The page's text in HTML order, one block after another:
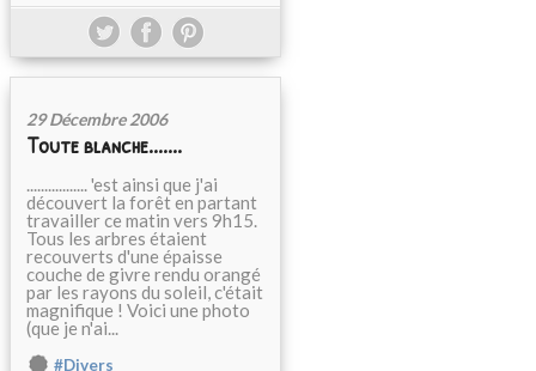
29 Décembre 2006
Toute blanche.......
................. 'est ainsi que j'ai
découvert la forêt en partant
travailler ce matin vers 9h15.
Tous les arbres étaient
recouverts d'une épaisse
couche de givre rendu orangé
par les rayons du soleil, c'était
magnifique ! Voici une photo
(que je n'ai...
#Divers